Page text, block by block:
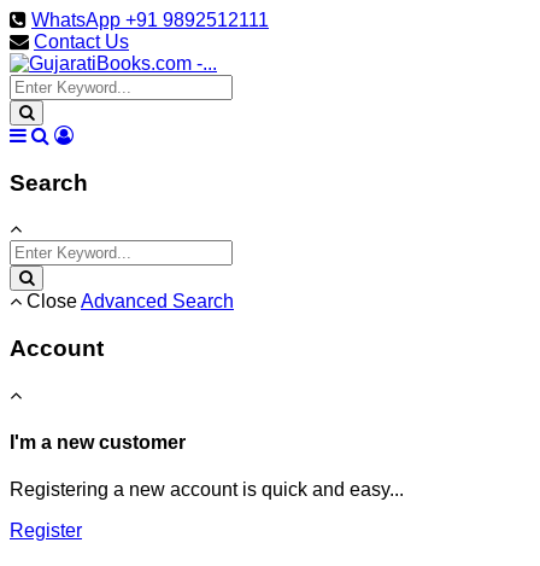
WhatsApp +91 9892512111
Contact Us
Search
CloseAdvanced Search
Account
I'm a new customer
Registering a new account is quick and easy...
Register